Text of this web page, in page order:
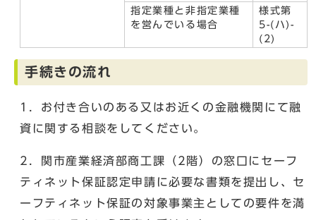
指定業種と非指定業種
を営んでいる場合
様式第
5-(ハ)-
(2)
手続きの流れ
1．お付き合いのある又はお近くの金融機関にて融
資に関する相談をしてください。
2．関市産業経済部商工課（2階）の窓口にセーフ
ティネット保証認定申請に必要な書類を提出し、セ
ーフティネット保証の対象事業主としての要件を満